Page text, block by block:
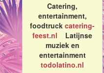
Catering,
entertainment,
foodtruck catering-
feest.nl Latijnse
muziek en
entertainment
todolatino.nl